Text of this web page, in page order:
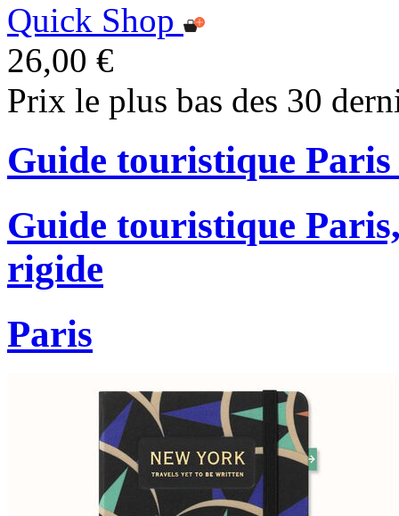
Quick Shop
26,00 €
Prix le plus bas des 30
Guide touristique
Guide touristique
rigide
Paris